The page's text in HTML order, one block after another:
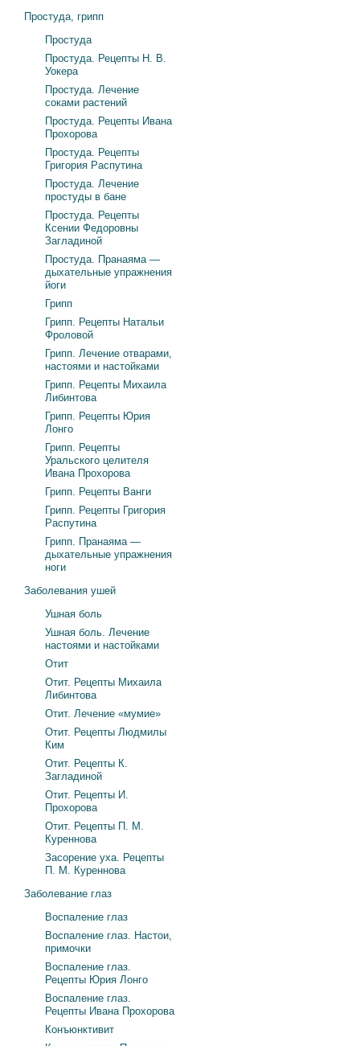
Простуда, грипп
Простуда
Простуда. Рецепты Н. В.
Уокера
Простуда. Лечение
соками растений
Простуда. Рецепты Ивана
Прохорова
Простуда. Рецепты
Григория Распутина
Простуда. Лечение
простуды в бане
Простуда. Рецепты
Ксении Федоровны
Загладиной
Простуда. Пранаяма —
дыхательные упражнения
йоги
Грипп
Грипп. Рецепты Натальи
Фроловой
Грипп. Лечение отварами,
настоями и настойками
Грипп. Рецепты Михаила
Либинтова
Грипп. Рецепты Юрия
Лонго
Грипп. Рецепты
Уральского целителя
Ивана Прохорова
Грипп. Рецепты Ванги
Грипп. Рецепты Григория
Распутина
Грипп. Пранаяма —
дыхательные упражнения
ноги
Заболевания ушей
Ушная боль
Ушная боль. Лечение
настоями и настойками
Отит
Отит. Рецепты Михаила
Либинтова
Отит. Лечение «мумие»
Отит. Рецепты Людмилы
Ким
Отит. Рецепты К.
Загладиной
Отит. Рецепты И.
Прохорова
Отит. Рецепты П. М.
Куреннова
Засорение уха. Рецепты
П. М. Куреннова
Заболевание глаз
Воспаление глаз
Воспаление глаз. Настои,
примочки
Воспаление глаз.
Рецепты Юрия Лонго
Воспаление глаз.
Рецепты Ивана Прохорова
Конъюнктивит